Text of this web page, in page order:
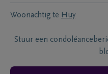
Woonachtig te Huy
Stuur een